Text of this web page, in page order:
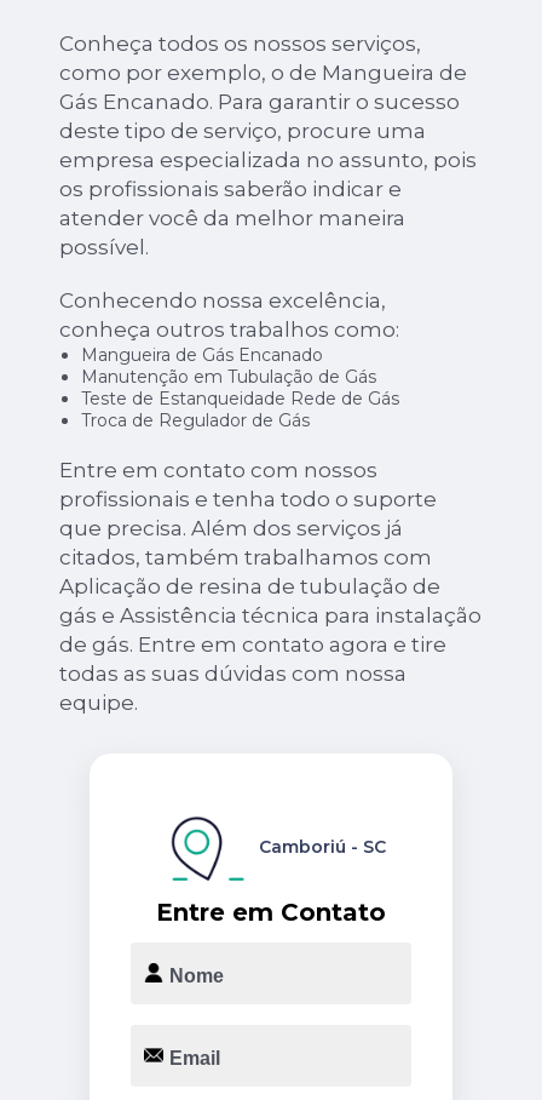
Conheça todos os nossos serviços,
como por exemplo, o de Mangueira de
Gás Encanado. Para garantir o sucesso
deste tipo de serviço, procure uma
empresa especializada no assunto, pois
os profissionais saberão indicar e
atender você da melhor maneira
possível.
Conhecendo nossa excelência,
conheça outros trabalhos como:
Mangueira de Gás Encanado
Manutenção em Tubulação de Gás
Teste de Estanqueidade Rede de Gás
Troca de Regulador de Gás
Entre em contato com nossos
profissionais e tenha todo o suporte
que precisa. Além dos serviços já
citados, também trabalhamos com
Aplicação de resina de tubulação de
gás e Assistência técnica para instalação
de gás. Entre em contato agora e tire
todas as suas dúvidas com nossa
equipe.
Entre em Contato
Camboriú - SC